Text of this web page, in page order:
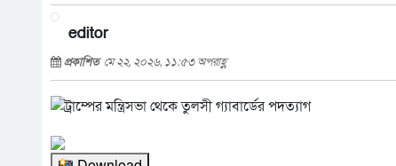
editor
প্রকাশিত মে ২২, ২০২৬, ১১:৫৩ অপরাহ্ণ